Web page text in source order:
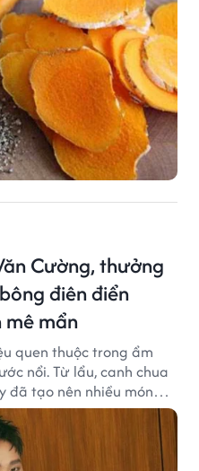
Cường, thưởng
điên điển
mê mẩn
quen thuộc trong ẩm
nổi. Từ lẩu, canh chua
đã tạo nên nhiều món